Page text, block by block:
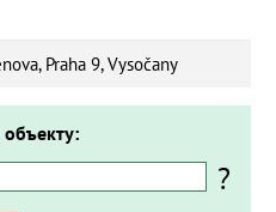
Praha 9, Vysočany
?